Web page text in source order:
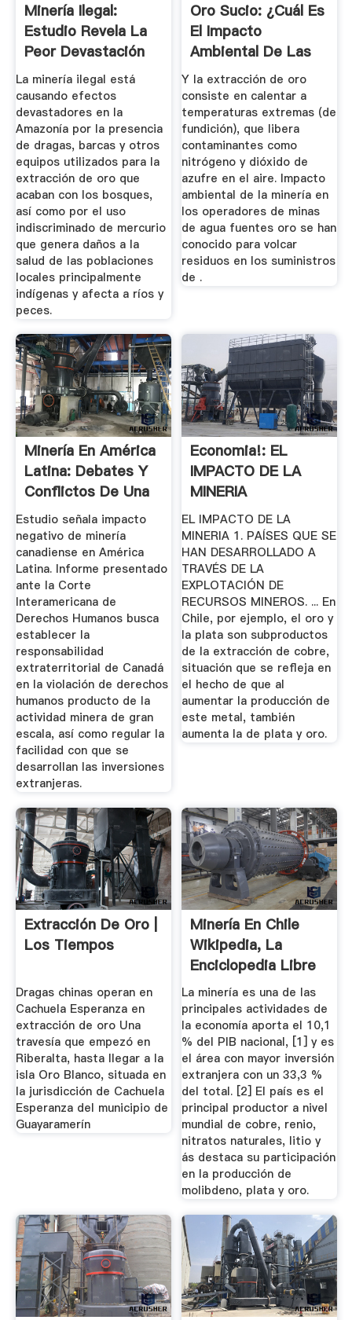
Minería Ilegal:
Estudio Revela La
Peor Devastación
En La ...
La minería ilegal está
causando efectos
devastadores en la
Amazonía por la presencia
de dragas, barcas y otros
equipos utilizados para la
extracción de oro que
acaban con los bosques,
así como por el uso
indiscriminado de mercurio
que genera daños a la
salud de las poblaciones
locales principalmente
indígenas y afecta a ríos y
peces.
Oro Sucio: ¿Cuál Es
El Impacto
Ambiental De Las
Minas De ...
Y la extracción de oro
consiste en calentar a
temperaturas extremas (de
fundición), que libera
contaminantes como
nitrógeno y dióxido de
azufre en el aire. Impacto
ambiental de la minería en
los operadores de minas
de agua fuentes oro se han
conocido para volcar
residuos en los suministros
de .
Minería En América
Latina: Debates Y
Conflictos De Una
...
Estudio señala impacto
negativo de minería
canadiense en América
Latina. Informe presentado
ante la Corte
Interamericana de
Derechos Humanos busca
establecer la
responsabilidad
extraterritorial de Canadá
en la violación de derechos
humanos producto de la
actividad minera de gran
escala, así como regular la
facilidad con que se
desarrollan las inversiones
extranjeras.
Economia!: EL
IMPACTO DE LA
MINERIA
EL IMPACTO DE LA
MINERIA 1. PAÍSES QUE SE
HAN DESARROLLADO A
TRAVÉS DE LA
EXPLOTACIÓN DE
RECURSOS MINEROS. ... En
Chile, por ejemplo, el oro y
la plata son subproductos
de la extracción de cobre,
situación que se refleja en
el hecho de que al
aumentar la producción de
este metal, también
aumenta la de plata y oro.
Extracción De Oro |
Los Tiempos
Dragas chinas operan en
Cachuela Esperanza en
extracción de oro Una
travesía que empezó en
Riberalta, hasta llegar a la
isla Oro Blanco, situada en
la jurisdicción de Cachuela
Esperanza del municipio de
Guayaramerín
Minería En Chile
Wikipedia, La
Enciclopedia Libre
La minería es una de las
principales actividades de
la economía aporta el 10,1
% del PIB nacional, [1] y es
el área con mayor inversión
extranjera con un 33,3 %
del total. [2] El país es el
principal productor a nivel
mundial de cobre, renio,
nitratos naturales, litio y
ás destaca su participación
en la producción de
molibdeno, plata y oro.